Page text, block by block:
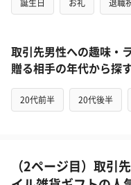
取引先男性への趣味・
贈る相手の年代から探
20代前半 20代後半
（2ページ目）取引